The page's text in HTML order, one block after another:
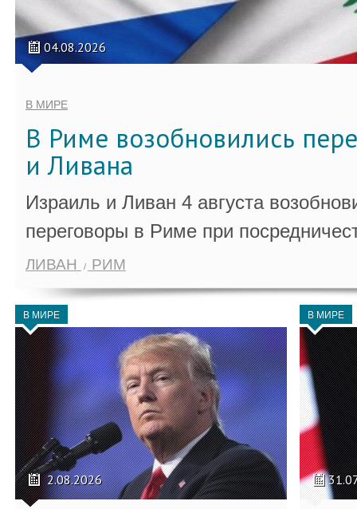
04.08.2026
В МИРЕ
В Риме возобновились
и Ливана
Израиль и Ливан 4 августа
переговоры в Риме при
ЛИВАН РИМ
В МИРЕ
2.08.2026
В МИРЕ